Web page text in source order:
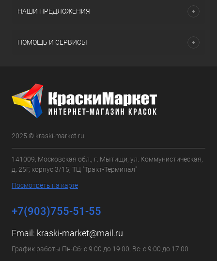
НАШИ ПРЕДЛОЖЕНИЯ
ПОМОЩЬ И СЕРВИСЫ
2025 © kraski-market.ru
141009, Московская обл., г. Мытищи, ул. Коммунистическая,
д. 25Г, корпус 3/15, ТЦ "Тракт-Терминал"
Посмотреть на карте
+7(903)755-51-55
Email: kraski-market@mail.ru
График работы Пн-Сб: с 9:00 до 19:00, Вс: с 9:00 до 17:00